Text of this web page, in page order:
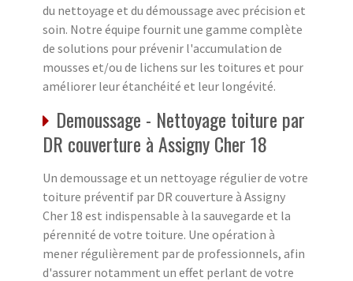
du nettoyage et du démoussage avec précision et
soin. Notre équipe fournit une gamme complète
de solutions pour prévenir l'accumulation de
mousses et/ou de lichens sur les toitures et pour
améliorer leur étanchéité et leur longévité.
Demoussage - Nettoyage toiture par
DR couverture à Assigny Cher 18
Un demoussage et un nettoyage régulier de votre
toiture préventif par DR couverture à Assigny
Cher 18 est indispensable à la sauvegarde et la
pérennité de votre toiture. Une opération à
mener régulièrement par de professionnels, afin
d'assurer notamment un effet perlant de votre